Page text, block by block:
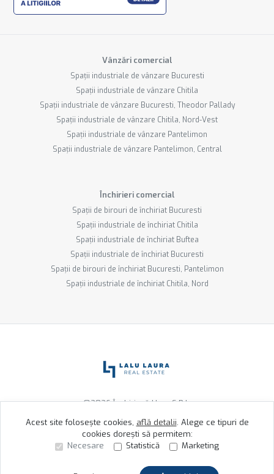
Vânzări comercial
Spații industriale de vânzare Bucuresti
Spații industriale de vânzare Chitila
Spații industriale de vânzare Bucuresti, Theodor Pallady
Spații industriale de vânzare Chitila, Nord-Vest
Spații industriale de vânzare Pantelimon
Spații industriale de vânzare Pantelimon, Central
Închirieri comercial
Spații de birouri de închiriat Bucuresti
Spații industriale de închiriat Chitila
Spații industriale de închiriat Buftea
Spații industriale de închiriat Bucuresti
Spații de birouri de închiriat Bucuresti, Pantelimon
Spații industriale de închiriat Chitila, Nord
©2026Închiriază Ușor S.R.L.
Site creat în
Acest site folosește cookies, află detalii. Alege ce tipuri de
cookies dorești să permitem:
Necesare
Statistică Marketing